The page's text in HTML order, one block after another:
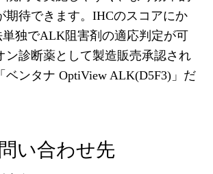
期待できます。IHCのスコアにか
独でALK阻害剤の適応判定が可
ン診断薬として製造販売承認され
ベンタナ OptiView ALK(D5F3)」だ
い合わせ先